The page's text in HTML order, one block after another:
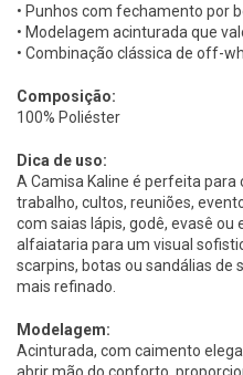
• Punhos com fechamento por
• Modelagem acinturada que
• Combinação clássica de off-
Composição:
100% Poliéster
Dica de uso:
A Camisa Kaline é perfeita
trabalho, cultos, reuniões,
com saias lápis, godê, evasê ou
alfaiataria para um visual
scarpins, botas ou sandálias de
mais refinado.
Modelagem:
Acinturada, com caimento
abrir mão do conforto,